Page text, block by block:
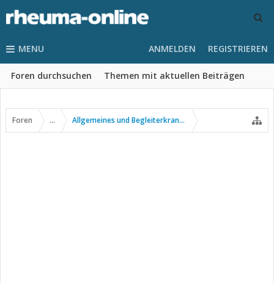
MENU
Foren durchsuchen Themen mit aktuellen Beiträgen
ANMELDEN REGISTRIEREN
Foren ... Allgemeines und Begleiterkrankungen